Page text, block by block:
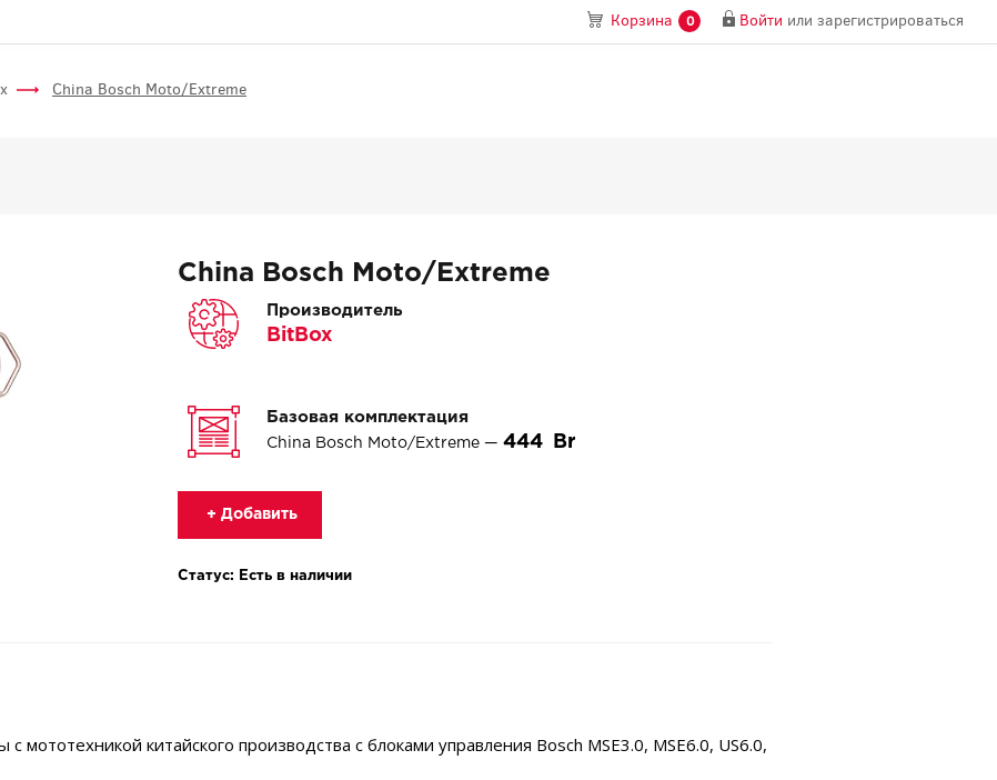
Корзина 0 Войти или зарегистрироваться
China Bosch Moto/Extreme
China Bosch Moto/Extreme
Производитель
BitBox
Базовая комплектация
China Bosch Moto/Extreme —444
+ Добавить
Статус: Есть в наличии
мототехникой китайского производства с блоками управления Bosch MSE3.0, MSE6.0, US6.0,